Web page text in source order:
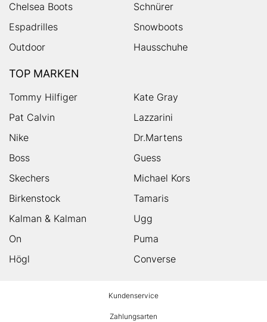
Chelsea Boots
Schnürer
Espadrilles
Snowboots
Outdoor
Hausschuhe
TOP MARKEN
Tommy Hilfiger
Kate Gray
Pat Calvin
Lazzarini
Nike
Dr.Martens
Boss
Guess
Skechers
Michael Kors
Birkenstock
Tamaris
Kalman & Kalman
Ugg
On
Puma
Högl
Converse
Kundenservice
Zahlungsarten